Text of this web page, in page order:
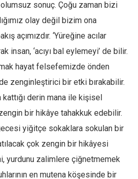
olumsuz sonuç. Çoğu zaman bizi
olay değil bizim ona
açımızdır. ‘Yüreğine acılar
insan, ‘acıyı bal eylemeyi’ de bilir.
hayat felsefemizde önden
zenginleştirici bir etki bırakabilir.
derin mana ile kişisel
bir hikâye tahakkuk edebilir.
yiğitçe sokaklara sokulan bir
çok zengin bir hikâyesi
yurdunu zalimlere çiğnetmemek
en mutena köşesinde bir